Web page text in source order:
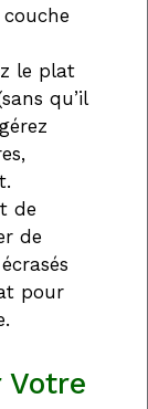
le plat
qu’il
de
de
pour
Votre